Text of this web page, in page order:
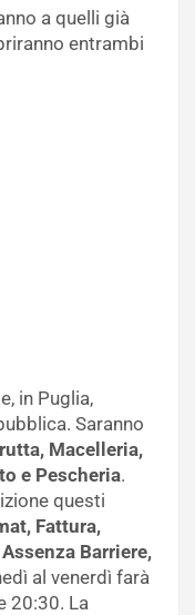
a quelli già
entrambi
in Puglia,
Saranno
Macelleria,
e Pescheria.
questi
Fattura,
Barriere,
al venerdì farà
20:30. La